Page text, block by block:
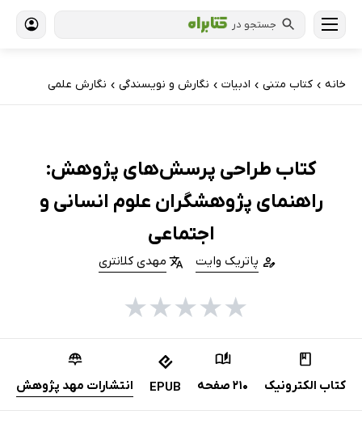
جستجو در
خانه › کتاب‌ متنی › ادبیات › نگارش و نویسندگی › نگارش علمی
کتاب طراحی پرسش‌های پژوهش:
راهنمای پژوهشگران علوم انسانی و
‌اجتماعی
پاتریک وایت مهدی کلانتری
★
★
★
★
★
کتاب الکترونیک 210 صفحه EPUB انتشارات مهد پژوهش